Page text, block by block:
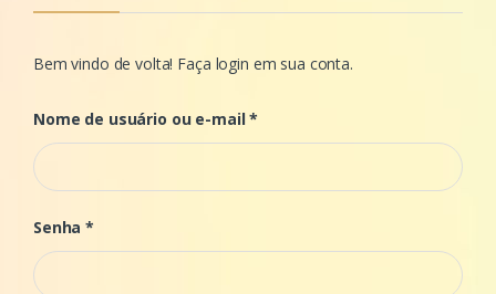
Bem vindo de volta! Faça login em sua conta.
Nome de usuário ou e-mail*
Senha*